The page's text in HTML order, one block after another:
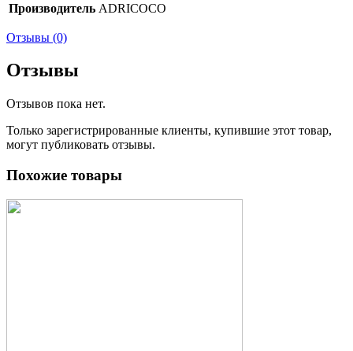
Производитель ADRICOCO
Отзывы (0)
Отзывы
Отзывов пока нет.
Только зарегистрированные клиенты, купившие этот товар,
могут публиковать отзывы.
Похожие товары